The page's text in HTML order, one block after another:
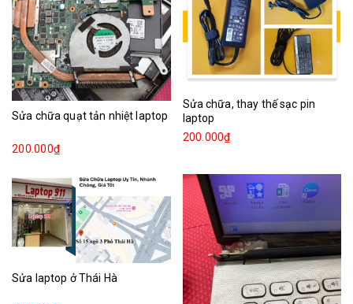
Sửa chữa quạt tản nhiệt laptop
200.000₫
Sửa chữa, thay thế sạc pin
laptop
200.000₫
Sửa laptop ở Thái Hà